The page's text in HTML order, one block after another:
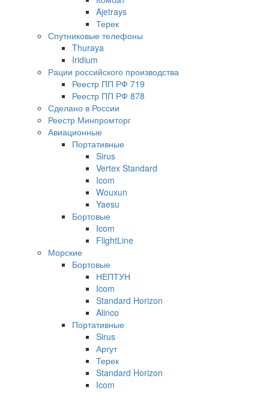
Ajetrays
Терек
Спутниковые телефоны
Thuraya
Iridium
Рации российского производства
Реестр ПП РФ 719
Реестр ПП РФ 878
Сделано в России
Реестр Минпромторг
Авиационные
Портативные
Sirus
Vertex Standard
Icom
Wouxun
Yaesu
Бортовые
Icom
FlightLine
Морские
Бортовые
НЕПТУН
Icom
Standard Horizon
Alinco
Портативные
Sirus
Аргут
Терек
Standard Horizon
Icom